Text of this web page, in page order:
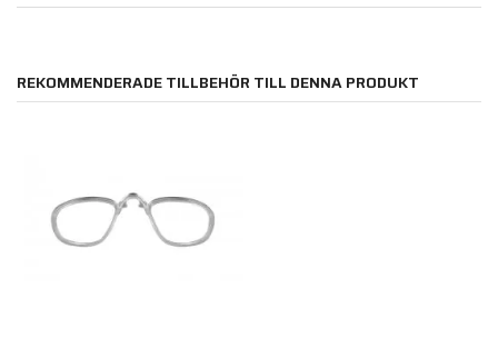
REKOMMENDERADE TILLBEHÖR TILL DENNA PRODUKT